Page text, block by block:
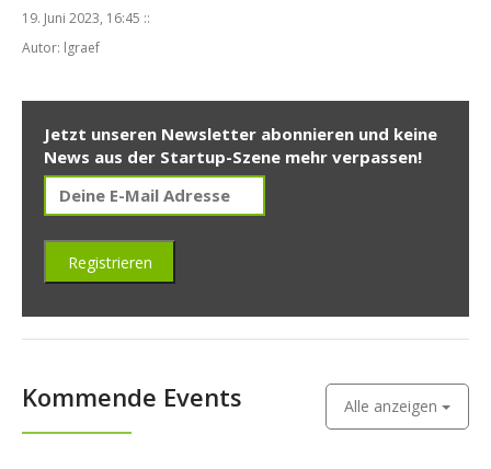
19. Juni 2023, 16:45 ::
Autor: lgraef
Jetzt unseren Newsletter abonnieren und keine
News aus der Startup-Szene mehr verpassen!
Kommende Events Alle anzeigen